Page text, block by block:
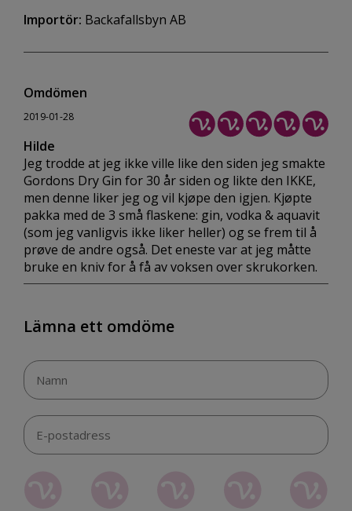
Importör: Backafallsbyn AB
Omdömen
2019-01-28
Hilde
Jeg trodde at jeg ikke ville like den siden jeg smakte
Gordons Dry Gin for 30 år siden og likte den IKKE,
men denne liker jeg og vil kjøpe den igjen. Kjøpte
pakka med de 3 små flaskene: gin, vodka & aquavit
(som jeg vanligvis ikke liker heller) og se frem til å
prøve de andre også. Det eneste var at jeg måtte
bruke en kniv for å få av voksen over skrukorken.
Lämna ett omdöme